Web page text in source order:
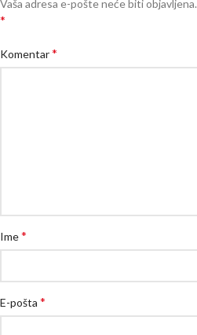
Vaša adresa e-pošte neće biti objavljena.
*
Komentar*
Ime*
E-pošta *